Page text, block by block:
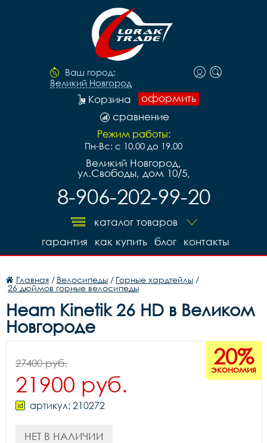
Ваш город:
Великий Новгород
оформить
Корзина
сравнение
Режим работы:
Пн-Вс: с 10.00 до 19.00
Великий Новгород,
ул.Свободы, дом 10/5,
8-906-202-99-20
каталог товаров
контакты
блог
как купить
гарантия
Главная / Велосипеды / Горные хардтейлы /
26 дюймов горные велосипеды
Heam Kinetik 26 HD в Великом
Новгороде
20%
экономия
27400 руб.
21900 руб.
артикул: 210272
НЕТ В НАЛИЧИИ